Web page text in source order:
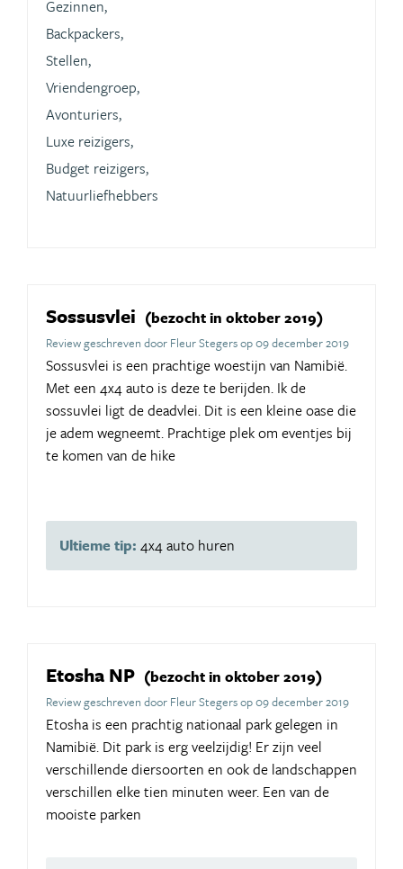
Gezinnen,
Backpackers,
Stellen,
Vriendengroep,
Avonturiers,
Luxe reizigers,
Budget reizigers,
Natuurliefhebbers
Sossusvlei (bezocht in oktober 2019)
Review geschreven door Fleur Stegers op 09 december 2019
Sossusvlei is een prachtige woestijn van Namibië.
Met een 4x4 auto is deze te berijden. Ik de
sossuvlei ligt de deadvlei. Dit is een kleine oase die
je adem wegneemt. Prachtige plek om eventjes bij
te komen van de hike
Ultieme tip: 4x4 auto huren
Etosha NP (bezocht in oktober 2019)
Review geschreven door Fleur Stegers op 09 december 2019
Etosha is een prachtig nationaal park gelegen in
Namibië. Dit park is erg veelzijdig! Er zijn veel
verschillende diersoorten en ook de landschappen
verschillen elke tien minuten weer. Een van de
mooiste parken